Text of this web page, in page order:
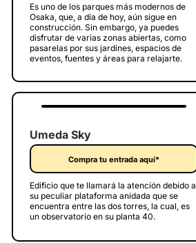
Es uno de los parques más modernos de
Osaka, que, a día de hoy, aún sigue en
construcción. Sin embargo, ya puedes
disfrutar de varias zonas abiertas, como
pasarelas por sus jardines, espacios de
eventos, fuentes y áreas para relajarte.
Umeda Sky
Compra tu entrada aquí*
Edificio que te llamará la atención debido a
su peculiar plataforma anidada que se
encuentra entre las dos torres, la cual, es
un observatorio en su planta 40.